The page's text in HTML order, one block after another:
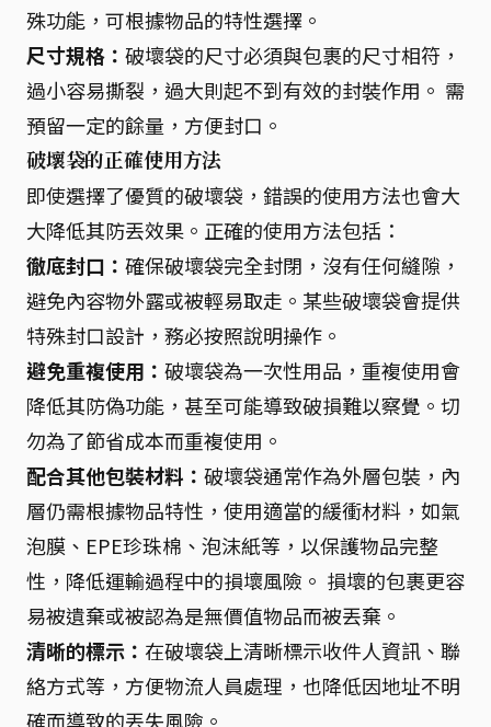
殊功能，可根據物品的特性選擇。
尺寸規格： 破壞袋的尺寸必須與包裹的尺寸相符，
過小容易撕裂，過大則起不到有效的封裝作用。 需
預留一定的餘量，方便封口。
破壞袋的正確使用方法
即使選擇了優質的破壞袋，錯誤的使用方法也會大
大降低其防丟效果。正確的使用方法包括：
徹底封口： 確保破壞袋完全封閉，沒有任何縫隙，
避免內容物外露或被輕易取走。某些破壞袋會提供
特殊封口設計，務必按照說明操作。
避免重複使用： 破壞袋為一次性用品，重複使用會
降低其防偽功能，甚至可能導致破損難以察覺。切
勿為了節省成本而重複使用。
配合其他包裝材料： 破壞袋通常作為外層包裝，內
層仍需根據物品特性，使用適當的緩衝材料，如氣
泡膜、EPE珍珠棉、泡沫紙等，以保護物品完整
性，降低運輸過程中的損壞風險。 損壞的包裹更容
易被遺棄或被認為是無價值物品而被丟棄。
清晰的標示： 在破壞袋上清晰標示收件人資訊、聯
絡方式等，方便物流人員處理，也降低因地址不明
確而導致的丟失風險。